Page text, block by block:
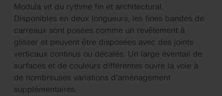
Modula vit du rythme fin et architectural.
Disponibles en deux longueurs, les fines bandes de
carreaux sont posées comme un revêtement à
glisser et peuvent être disposées avec des joints
verticaux continus ou décalés. Un large éventail de
surfaces et de couleurs différentes ouvre la voie à
de nombreuses variations d'aménagement
supplémentaires.